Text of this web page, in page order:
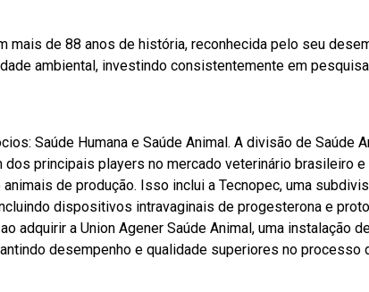
mais de 88 anos de história, reconhecida pelo seu
ambiental, investindo consistentemente em
Saúde Humana e Saúde Animal. A divisão de Saúde
principais players no mercado veterinário brasileiro
de produção. Isso inclui a Tecnopec, uma
dispositivos intravaginais de progesterona e
adquirir a Union Agener Saúde Animal, uma instalação
desempenho e qualidade superiores no processo